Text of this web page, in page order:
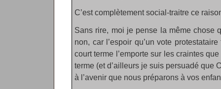
C’est complètement social-traitre ce
Sans rire, moi je pense la même chose
non, car l’espoir qu’un vote
court terme l’emporte sur les craintes
terme (et d’ailleurs je suis persuadé que
à l’avenir que nous préparons à vos